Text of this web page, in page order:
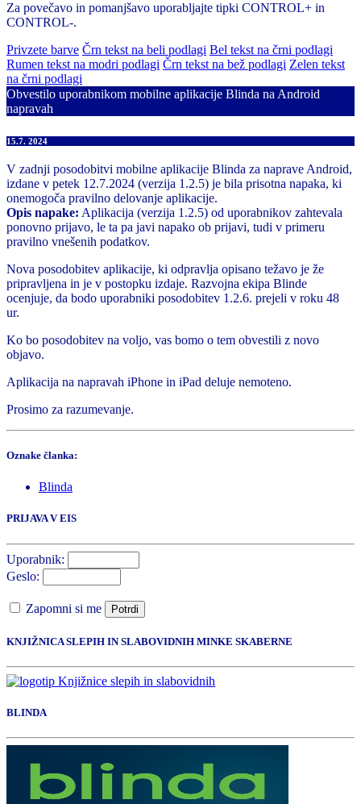
Za povečavo in pomanjšavo uporabljajte tipki CONTROL+ in
CONTROL-.
Privzete barve Črn tekst na beli podlagi Bel tekst na črni podlagi
Rumen tekst na modri podlagi Črn tekst na bež podlagi Zelen tekst
na črni podlagi
Obvestilo uporabnikom mobilne aplikacije Blinda na Android
napravah
15.7. 2024
V zadnji posodobitvi mobilne aplikacije Blinda za naprave Android,
izdane v petek 12.7.2024 (verzija 1.2.5) je bila prisotna napaka, ki
onemogoča pravilno delovanje aplikacije.
Opis napake: Aplikacija (verzija 1.2.5) od uporabnikov zahtevala
ponovno prijavo, le ta pa javi napako ob prijavi, tudi v primeru
pravilno vnešenih podatkov.
Nova posodobitev aplikacije, ki odpravlja opisano težavo je že
pripravljena in je v postopku izdaje. Razvojna ekipa Blinde
ocenjuje, da bodo uporabniki posodobitev 1.2.6. prejeli v roku 48
ur.
Ko bo posodobitev na voljo, vas bomo o tem obvestili z novo
objavo.
Aplikacija na napravah iPhone in iPad deluje nemoteno.
Prosimo za razumevanje.
Oznake članka:
Blinda
PRIJAVA V EIS
Uporabnik:
Geslo:
Zapomni si me Potrdi
KNJIŽNICA SLEPIH IN SLABOVIDNIH MINKE SKABERNE
BLINDA